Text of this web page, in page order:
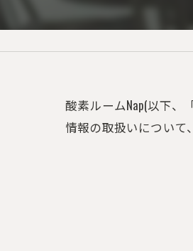
酸素ルームNap(以下
情報の取扱いについて